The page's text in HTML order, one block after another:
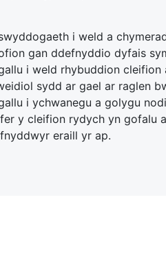
i weld a
gan ddefnyddio dyfais
i weld rhybuddion cleifion
sydd ar gael ar raglen
i ychwanegu a golygu
y cleifion rydych yn gofalu
eraill yr ap.